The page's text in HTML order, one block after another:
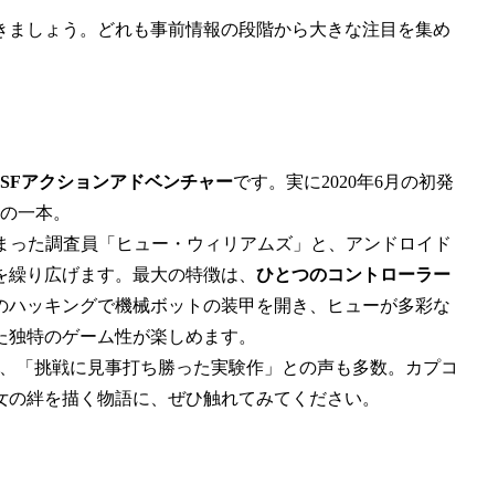
しょう。どれも事前情報の段階から大きな注目を集め
アクションアドベンチャーです。実に2020年6月の初発
一本。
た調査員「ヒュー・ウィリアムズ」と、アンドロイド
り広げます。最大の特徴は、 ひとつのコントローラー
ハッキングで機械ボットの装甲を開き、ヒューが多彩な
特のゲーム性が楽しめます。
「挑戦に見事打ち勝った実験作」との声も多数。カプコ
絆を描く物語に、ぜひ触れてみてください。